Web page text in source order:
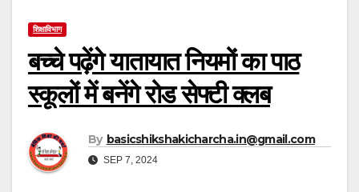
शिक्षाविभाग
बच्चे पढ़ेंगे यातायात नियमों का पाठ
स्कूलों में बनेंगे रोड सेफ्टी क्लब
By basicshikshakicharcha.in@gmail.com
SEP 7, 2024